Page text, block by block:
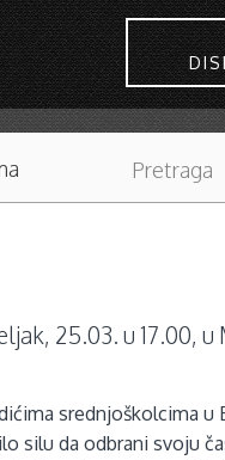
25.03. u 17.00, u
srednjoškolcima u
silu da odbrani svoju